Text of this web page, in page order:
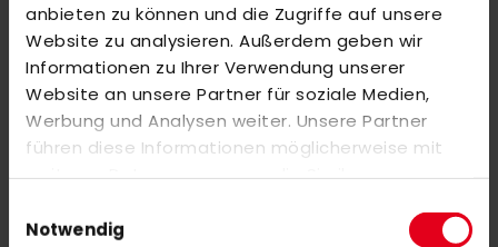
anbieten zu können und die Zugriffe auf unsere
Website zu analysieren. Außerdem geben wir
Informationen zu Ihrer Verwendung unserer
Website an unsere Partner für soziale Medien,
Werbung und Analysen weiter. Unsere Partner
führen diese Informationen möglicherweise mit
weiteren Daten zusammen, die Sie ihnen
Nutzung der Dienste gesammelt haben.
Notwendig
All in all, this package offers ideal equipment for effective and
fun hockey training.
REVIEWS
SIMILAR PRODUCTS
Check items to add to the cart or